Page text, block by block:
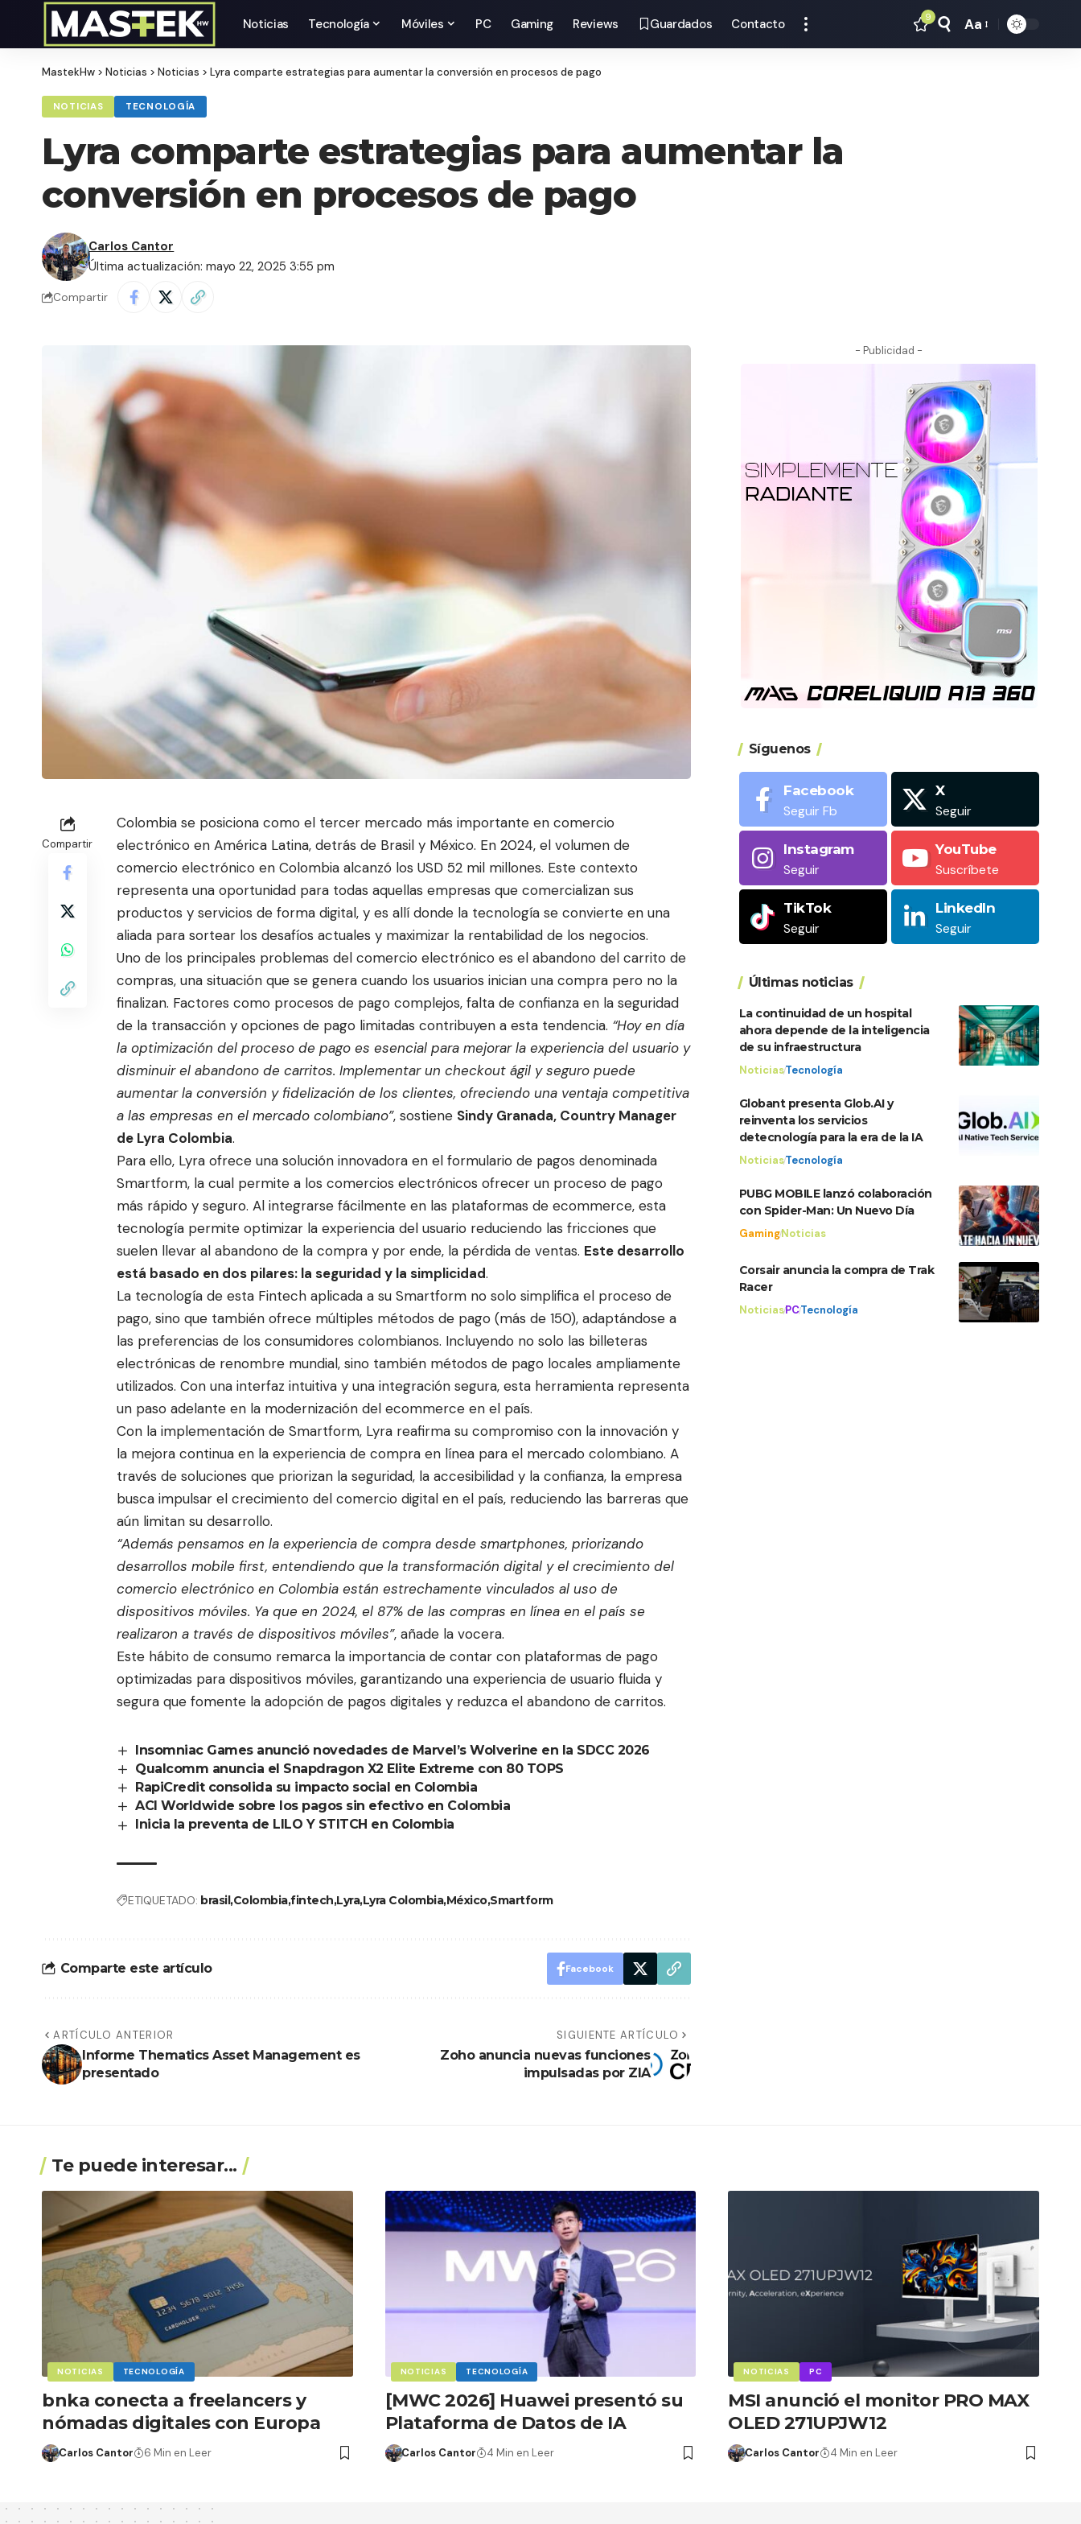
Noticias Tecnología Móviles PC Gaming Reviews Guardados Contacto 9
Tamaño
Aa
MastekHw > Noticias > Noticias > Lyra comparte estrategias para aumentar la conversión en procesos de pago
NOTICIAS TECNOLOGÍA
Lyra comparte estrategias para aumentar la
conversión en procesos de pago
Última actualización: mayo 22, 2025 3:55 pm
Carlos Cantor
Compartir
Compartir
Colombia se posiciona como el tercer mercado más importante en comercio
electrónico en América Latina, detrás de Brasil y México. En 2024, el volumen de
comercio electrónico en Colombia alcanzó los USD 52 mil millones. Este contexto
representa una oportunidad para todas aquellas empresas que comercializan sus
productos y servicios de forma digital, y es allí donde la tecnología se convierte en una
aliada para sortear los desafíos actuales y maximizar la rentabilidad de los negocios.
Uno de los principales problemas del comercio electrónico es el abandono del carrito de
compras, una situación que se genera cuando los usuarios inician una compra pero no la
finalizan. Factores como procesos de pago complejos, falta de confianza en la seguridad
de la transacción y opciones de pago limitadas contribuyen a esta tendencia. “Hoy en día
la optimización del proceso de pago es esencial para mejorar la experiencia del usuario y
disminuir el abandono de carritos. Implementar un checkout ágil y seguro puede
aumentar la conversión y fidelización de los clientes, ofreciendo una ventaja competitiva
a las empresas en el mercado colombiano”, sostiene Sindy Granada, Country Manager
de Lyra Colombia.
Para ello, Lyra ofrece una solución innovadora en el formulario de pagos denominada
Smartform, la cual permite a los comercios electrónicos ofrecer un proceso de pago
más rápido y seguro. Al integrarse fácilmente en las plataformas de ecommerce, esta
tecnología permite optimizar la experiencia del usuario reduciendo las fricciones que
suelen llevar al abandono de la compra y por ende, la pérdida de ventas. Este desarrollo
está basado en dos pilares: la seguridad y la simplicidad.
La tecnología de esta Fintech aplicada a su Smartform no solo simplifica el proceso de
pago, sino que también ofrece múltiples métodos de pago (más de 150), adaptándose a
las preferencias de los consumidores colombianos. Incluyendo no solo las billeteras
electrónicas de renombre mundial, sino también métodos de pago locales ampliamente
utilizados. Con una interfaz intuitiva y una integración segura, esta herramienta representa
un paso adelante en la modernización del ecommerce en el país.
Con la implementación de Smartform, Lyra reafirma su compromiso con la innovación y
la mejora continua en la experiencia de compra en línea para el mercado colombiano. A
través de soluciones que priorizan la seguridad, la accesibilidad y la confianza, la empresa
busca impulsar el crecimiento del comercio digital en el país, reduciendo las barreras que
aún limitan su desarrollo.
“Además pensamos en la experiencia de compra desde smartphones, priorizando
desarrollos mobile first, entendiendo que la transformación digital y el crecimiento del
comercio electrónico en Colombia están estrechamente vinculados al uso de
dispositivos móviles. Ya que en 2024, el 87% de las compras en línea en el país se
realizaron a través de dispositivos móviles”, añade la vocera.
Este hábito de consumo remarca la importancia de contar con plataformas de pago
optimizadas para dispositivos móviles, garantizando una experiencia de usuario fluida y
segura que fomente la adopción de pagos digitales y reduzca el abandono de carritos.
Insomniac Games anunció novedades de Marvel’s Wolverine en la SDCC 2026
Qualcomm anuncia el Snapdragon X2 Elite Extreme con 80 TOPS
RapiCredit consolida su impacto social en Colombia
ACI Worldwide sobre los pagos sin efectivo en Colombia
Inicia la preventa de LILO Y STITCH en Colombia
ETIQUETADO: brasilColombiafintech LyraLyra ColombiaMéxicoSmartform
Comparte este artículo Facebook
ARTÍCULO ANTERIOR
Informe Thematics Asset Management es
presentado
SIGUIENTE ARTÍCULO
Zoho anuncia nuevas funciones
impulsadas por ZIA
- Publicidad -
Síguenos
Facebook
Seguir Fb
X
Seguir
Instagram
Seguir
YouTube
Suscríbete
TikTok
Seguir
LinkedIn
Seguir
Últimas noticias
La continuidad de un hospital
ahora depende de la inteligencia
de su infraestructura
NoticiasTecnología
Globant presenta Glob.AI y
reinventa los servicios
detecnología para la era de la IA
NoticiasTecnología
PUBG MOBILE lanzó colaboración
con Spider-Man: Un Nuevo Día
GamingNoticias
Corsair anuncia la compra de Trak
Racer
NoticiasPCTecnología
Te puede interesar...
NOTICIAS TECNOLOGÍA
bnka conecta a freelancers y
nómadas digitales con Europa
Carlos Cantor 6 Min en Leer
NOTICIAS TECNOLOGÍA
[MWC 2026] Huawei presentó su
Plataforma de Datos de IA
Carlos Cantor 4 Min en Leer
NOTICIAS PC
MSI anunció el monitor PRO MAX
OLED 271UPJW12
Carlos Cantor 4 Min en Leer